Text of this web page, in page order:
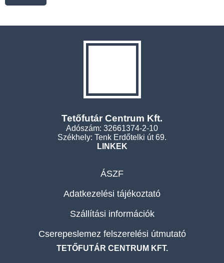
Tetőfutár Centrum Kft.
Adószám: 32661374-2-10
Székhely: Tenk Erdőtelki út 69.
LINKEK
ÁSZF
Adatkezelési tájékoztató
Szállítási információk
Cserepeslemez felszerelési útmutató
TETŐFUTÁR CENTRUM KFT.